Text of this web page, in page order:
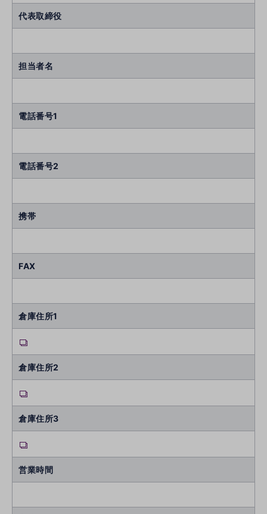
代表取締役
担当者名
電話番号1
電話番号2
携帯
FAX
倉庫住所1
倉庫住所2
倉庫住所3
営業時間